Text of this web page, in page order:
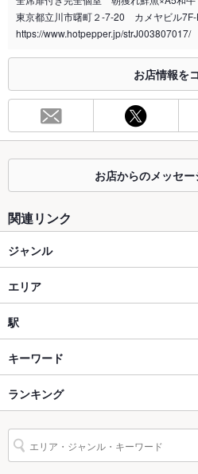
喫煙専用室 あり
お席
総席数
150席(個室は2名様からご
プの個室有)
容人数
150人(全席個室／テーブル
個室
大38名で貸切OK
座敷
なし ：全席個室／お座敷
カウンター なし ：全席個室／2名様～
ソファー
貸切
貸切不可 ：店舗貸切は最大
ご利用におすすめ
東京都立川市曙町２-7-20 カメヤビル
https://www.hotpepper.jp/strJ003807017/
お店情報を
お店からのメッセ
関連リンク
ジャンル
居酒屋
和風
八王子・立川 × 居酒屋
八王子・立川 × 和風
立川駅 × 居酒屋
立川駅 × 和風
エリア
立川
立川 × 居酒屋
立川 × 和風
東京
東京 × 居酒屋
駅
立川駅
立川北駅
西国立駅
キーワード
からあげ
ちらし寿司 うどん レバー つくね
ランキング
東京のグルメランキング
東京の居酒屋ランキング